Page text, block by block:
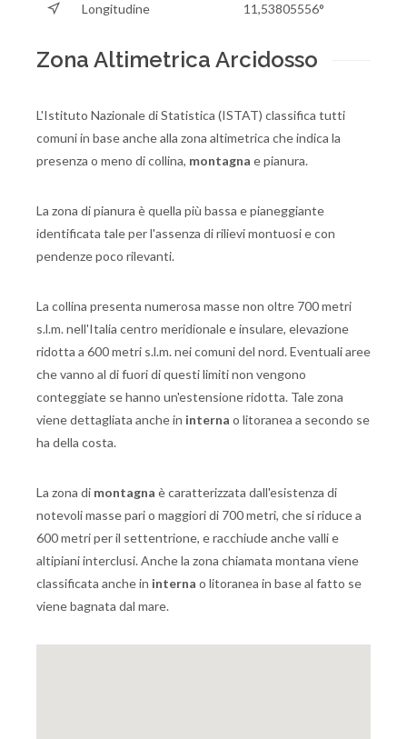
Longitudine 11,53805556°
Zona Altimetrica Arcidosso
L'Istituto Nazionale di Statistica (ISTAT) classifica tutti
comuni in base anche alla zona altimetrica che indica la
presenza o meno di collina, montagna e pianura.
La zona di pianura è quella più bassa e pianeggiante
identificata tale per l'assenza di rilievi montuosi e con
pendenze poco rilevanti.
La collina presenta numerosa masse non oltre 700 metri
s.l.m. nell'Italia centro meridionale e insulare, elevazione
ridotta a 600 metri s.l.m. nei comuni del nord. Eventuali aree
che vanno al di fuori di questi limiti non vengono
conteggiate se hanno un'estensione ridotta. Tale zona
viene dettagliata anche in interna o litoranea a secondo se
ha della costa.
La zona di montagna è caratterizzata dall'esistenza di
notevoli masse pari o maggiori di 700 metri, che si riduce a
600 metri per il settentrione, e racchiude anche valli e
altipiani interclusi. Anche la zona chiamata montana viene
classificata anche in interna o litoranea in base al fatto se
viene bagnata dal mare.